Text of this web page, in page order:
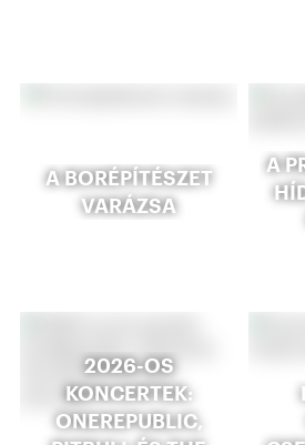
A BORÉPÍTÉSZET
VARÁZSA
A
2026-OS
KONCERTEK:
ONEREPUBLIC,